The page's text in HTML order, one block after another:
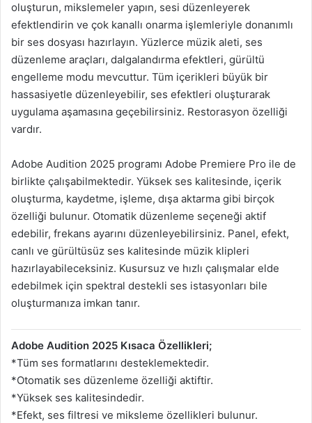
oluşturun, mikslemeler yapın, sesi düzenleyerek
efektlendirin ve çok kanallı onarma işlemleriyle donanımlı
bir ses dosyası hazırlayın. Yüzlerce müzik aleti, ses
düzenleme araçları, dalgalandırma efektleri, gürültü
engelleme modu mevcuttur. Tüm içerikleri büyük bir
hassasiyetle düzenleyebilir, ses efektleri oluşturarak
uygulama aşamasına geçebilirsiniz. Restorasyon özelliği
vardır.
Adobe Audition 2025 programı Adobe Premiere Pro ile de
birlikte çalışabilmektedir. Yüksek ses kalitesinde, içerik
oluşturma, kaydetme, işleme, dışa aktarma gibi birçok
özelliği bulunur. Otomatik düzenleme seçeneği aktif
edebilir, frekans ayarını düzenleyebilirsiniz. Panel, efekt,
canlı ve gürültüsüz ses kalitesinde müzik klipleri
hazırlayabileceksiniz. Kusursuz ve hızlı çalışmalar elde
edebilmek için spektral destekli ses istasyonları bile
oluşturmanıza imkan tanır.
Adobe Audition 2025 Kısaca Özellikleri;
*Tüm ses formatlarını desteklemektedir.
*Otomatik ses düzenleme özelliği aktiftir.
*Yüksek ses kalitesindedir.
*Efekt, ses filtresi ve miksleme özellikleri bulunur.